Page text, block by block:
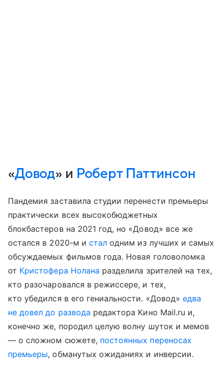
«Довод» и Роберт Паттинсон
Пандемия заставила студии перенести премьеры
практически всех высокобюджетных
блокбастеров на 2021 год, но «Довод» все же
остался в 2020-м и стал одним из лучших и самых
обсуждаемых фильмов года. Новая головоломка
от Кристофера Нолана разделила зрителей на тех,
кто разочаровался в режиссере, и тех,
кто убедился в его гениальности. «Довод» едва
не довел до развода редактора Кино Mail.ru и,
конечно же, породил целую волну шуток и мемов
— о сложном сюжете, постоянных переносах
премьеры, обманутых ожиданиях и инверсии.